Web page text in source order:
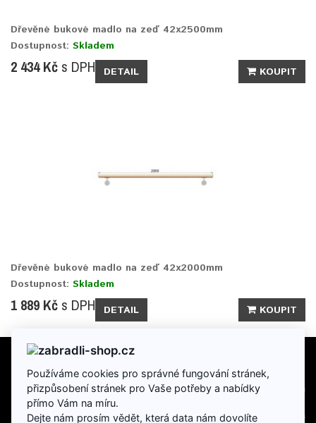
Dřevěné bukové madlo na zeď 42x2500mm
Dostupnost: Skladem
2 434 Kč s DPH DETAIL KOUPIT
Dřevěné bukové madlo na zeď 42x2000mm
Dostupnost: Skladem
1 889 Kč s DPH DETAIL KOUPIT
INFORMACE
DOPLŇKY
Používáme cookies pro správné fungování stránek,
přizpůsobení stránek pro Vaše potřeby a nabídky
přímo Vám na míru.
Dejte nám prosím vědět, která data nám dovolíte